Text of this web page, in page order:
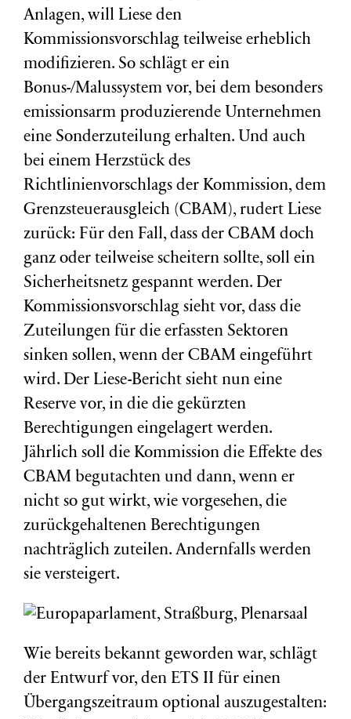
Anlagen, will Liese den
Kommissionsvorschlag teilweise erheblich
modifizieren. So schlägt er ein
Bonus-/Malussystem vor, bei dem besonders
emissionsarm produzierende Unternehmen
eine Sonderzuteilung erhalten. Und auch
bei einem Herzstück des
Richtlinienvorschlags der Kommission, dem
Grenzsteuerausgleich (CBAM), rudert Liese
zurück: Für den Fall, dass der CBAM doch
ganz oder teilweise scheitern sollte, soll ein
Sicherheitsnetz gespannt werden. Der
Kommissionsvorschlag sieht vor, dass die
Zuteilungen für die erfassten Sektoren
sinken sollen, wenn der CBAM eingeführt
wird. Der Liese-Bericht sieht nun eine
Reserve vor, in die die gekürzten
Berechtigungen eingelagert werden.
Jährlich soll die Kommission die Effekte des
CBAM begutachten und dann, wenn er
nicht so gut wirkt, wie vorgesehen, die
zurückgehaltenen Berechtigungen
nachträglich zuteilen. Andernfalls werden
sie versteigert.
Wie bereits bekannt geworden war, schlägt
der Entwurf vor, den ETS II für einen
Übergangszeitraum optional auszugestalten: